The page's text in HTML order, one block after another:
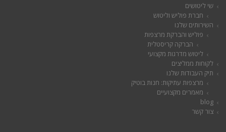
שי ליטושים
חברת פוליש וליטוש
השירותים שלנו
פוליש והברקת מרצפות
הברקה קריסטלית
ליטוש מדרגות מקצועי
לקוחות ממליצים
תיק העבודות שלנו
מרצפות עתיקות: חנות בוטיק
מאמרים מקצועיים
blog
צור קשר